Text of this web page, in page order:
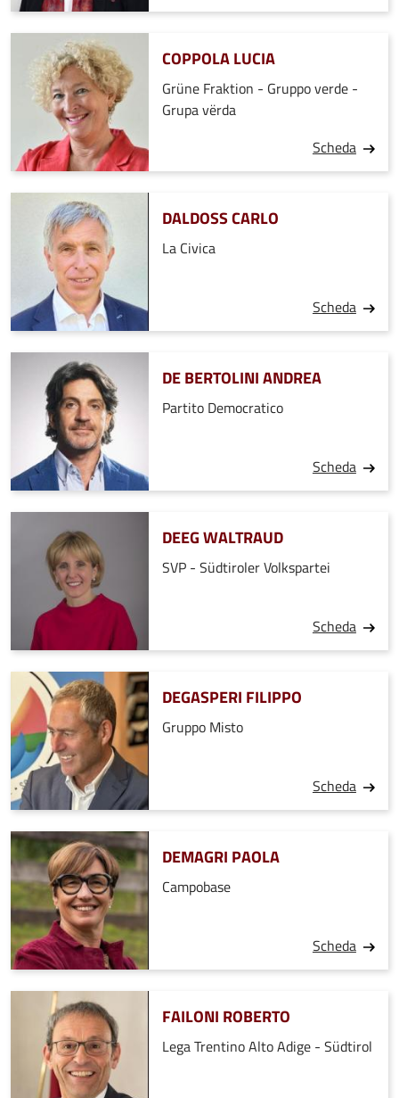
COPPOLA LUCIA
Grüne Fraktion - Gruppo verde -
Grupa vërda
Scheda
DALDOSS CARLO
La Civica
Scheda
DE BERTOLINI ANDREA
Partito Democratico
Scheda
DEEG WALTRAUD
SVP - Südtiroler Volkspartei
Scheda
DEGASPERI FILIPPO
Gruppo Misto
Scheda
DEMAGRI PAOLA
Campobase
Scheda
FAILONI ROBERTO
Lega Trentino Alto Adige - Südtirol